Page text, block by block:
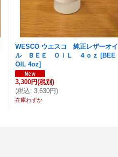
WESCO ウエスコ 純正レザーオイ
ル ＢＥＥ ＯＩＬ ４ｏｚ [BEE
OIL 4oz]
3,300円(税別)
(税込: 3,630円)
在庫わずか